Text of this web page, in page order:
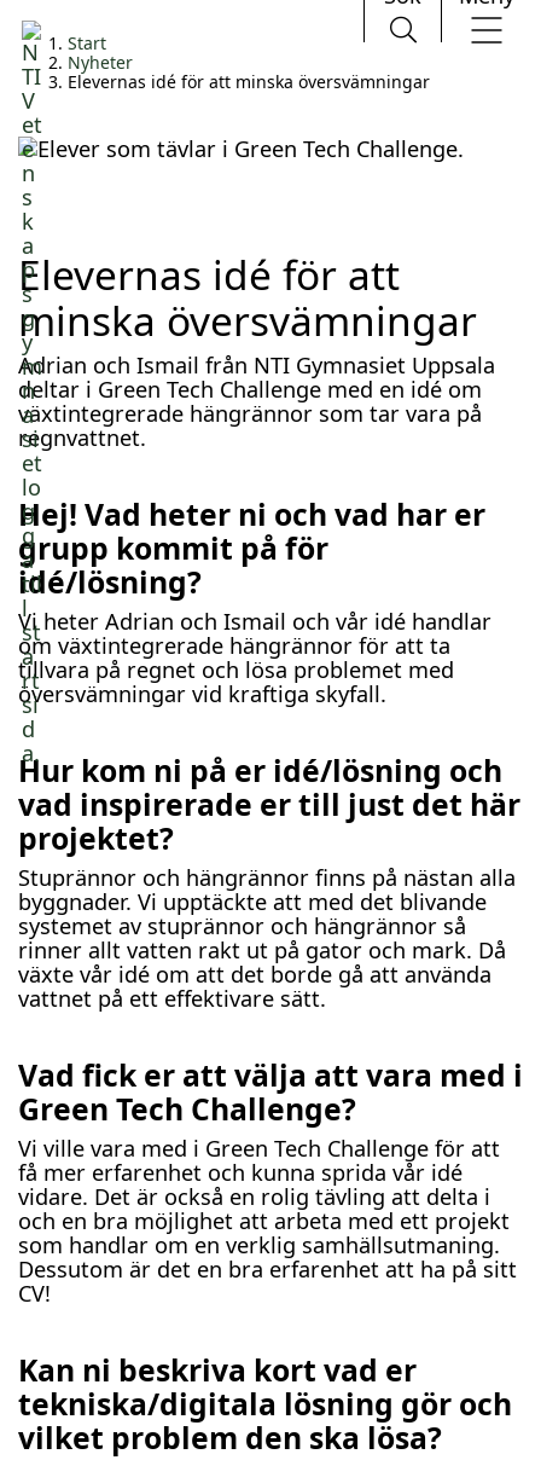
Huvudnavigation
Start
Nyheter
Elevernas idé för att minska översvämningar
Elevernas idé för att
minska översvämningar
Adrian och Ismail från NTI Gymnasiet Uppsala
deltar i Green Tech Challenge med en idé om
växtintegrerade hängrännor som tar vara på
regnvattnet.
Hej! Vad heter ni och vad har er
grupp kommit på för
idé/lösning?
Vi heter Adrian och Ismail och vår idé handlar
om växtintegrerade hängrännor för att ta
tillvara på regnet och lösa problemet med
översvämningar vid kraftiga skyfall.
Hur kom ni på er idé/lösning och
vad inspirerade er till just det här
projektet?
Stuprännor och hängrännor finns på nästan alla
byggnader. Vi upptäckte att med det blivande
systemet av stuprännor och hängrännor så
rinner allt vatten rakt ut på gator och mark. Då
växte vår idé om att det borde gå att använda
vattnet på ett effektivare sätt.
Vad fick er att välja att vara med i
Green Tech Challenge?
Vi ville vara med i Green Tech Challenge för att
få mer erfarenhet och kunna sprida vår idé
vidare. Det är också en rolig tävling att delta i
och en bra möjlighet att arbeta med ett projekt
som handlar om en verklig samhällsutmaning.
Dessutom är det en bra erfarenhet att ha på sitt
CV!
Kan ni beskriva kort vad er
tekniska/digitala lösning gör och
vilket problem den ska lösa?